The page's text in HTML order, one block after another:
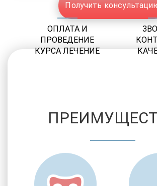
Получить
ОПЛАТА И
ПРОВЕДЕНИЕ
КУРСА ЛЕЧЕНИЕ